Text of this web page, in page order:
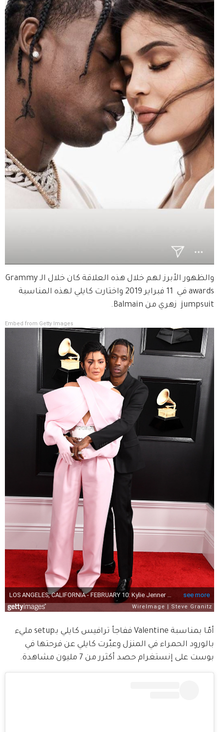
والظهور الأبرز لهم خلال هذه العلاقة كان خلال الـGrammy
awards في  11 فبراير 2019 واختارت كايلي لهذه المناسبة
jumpsuit  زهري من Balmain.
Embed from Getty Images
أمّا بمناسبة Valentine ففاجأ ترافيس كايلي بـsetup مليء
بالورود الحمراء في المنزل وعبّرت كايلي عن فرحتها في
بوست على إنستغرام حصد أكثرر من 7 مليون مشاهدة.